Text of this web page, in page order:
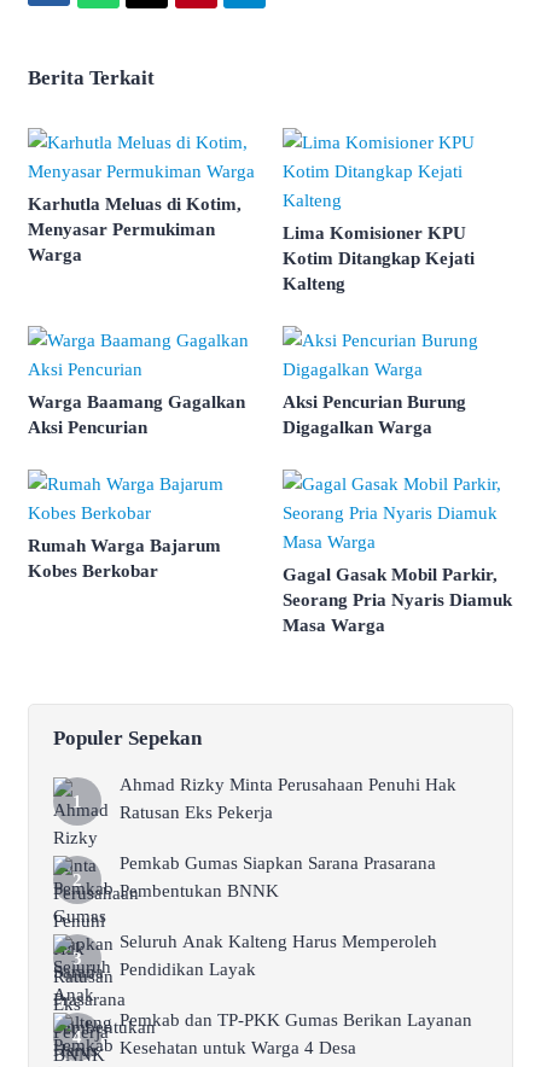
Berita Terkait
Karhutla Meluas di Kotim,
Menyasar Permukiman
Warga
Lima Komisioner KPU
Kotim Ditangkap Kejati
Kalteng
Warga Baamang Gagalkan
Aksi Pencurian
Aksi Pencurian Burung
Digagalkan Warga
Rumah Warga Bajarum
Kobes Berkobar
Gagal Gasak Mobil Parkir,
Seorang Pria Nyaris Diamuk
Masa Warga
Populer Sepekan
Ahmad Rizky Minta Perusahaan Penuhi Hak
Ratusan Eks Pekerja
Pemkab Gumas Siapkan Sarana Prasarana
Pembentukan BNNK
Seluruh Anak Kalteng Harus Memperoleh
Pendidikan Layak
Pemkab dan TP-PKK Gumas Berikan Layanan
Kesehatan untuk Warga 4 Desa